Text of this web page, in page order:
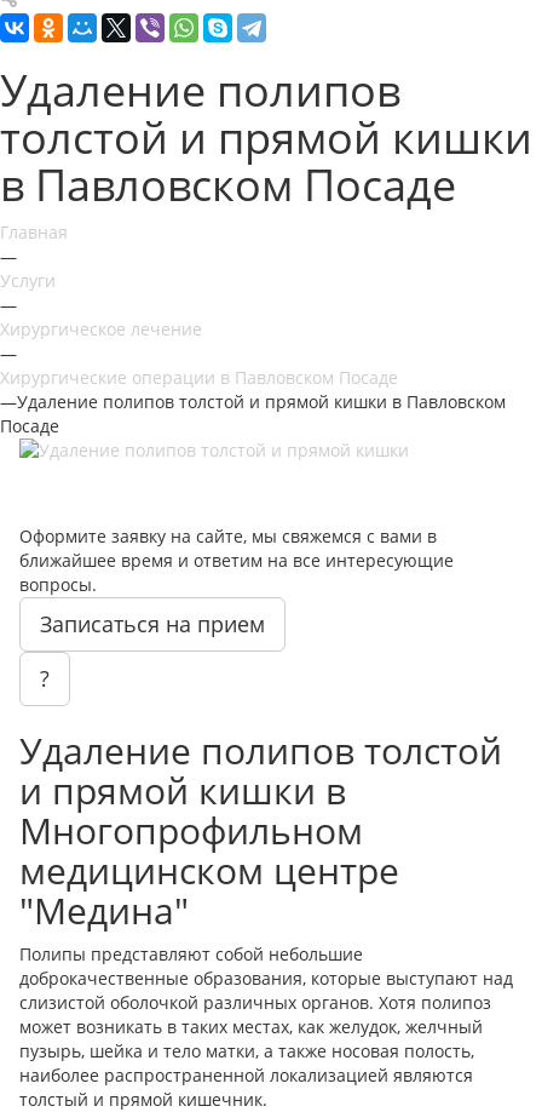
Удаление полипов
толстой и прямой кишки
в Павловском Посаде
Главная
—
Услуги
—
Хирургическое лечение
—
Хирургические операции в Павловском Посаде
—Удаление полипов толстой и прямой кишки в Павловском
Посаде
Оформите заявку на сайте, мы свяжемся с вами в
ближайшее время и ответим на все интересующие
вопросы.
Записаться на прием
?
Удаление полипов толстой
и прямой кишки в
Многопрофильном
медицинском центре
"Медина"
Полипы представляют собой небольшие
доброкачественные образования, которые выступают над
слизистой оболочкой различных органов. Хотя полипоз
может возникать в таких местах, как желудок, желчный
пузырь, шейка и тело матки, а также носовая полость,
наиболее распространенной локализацией являются
толстый и прямой кишечник.